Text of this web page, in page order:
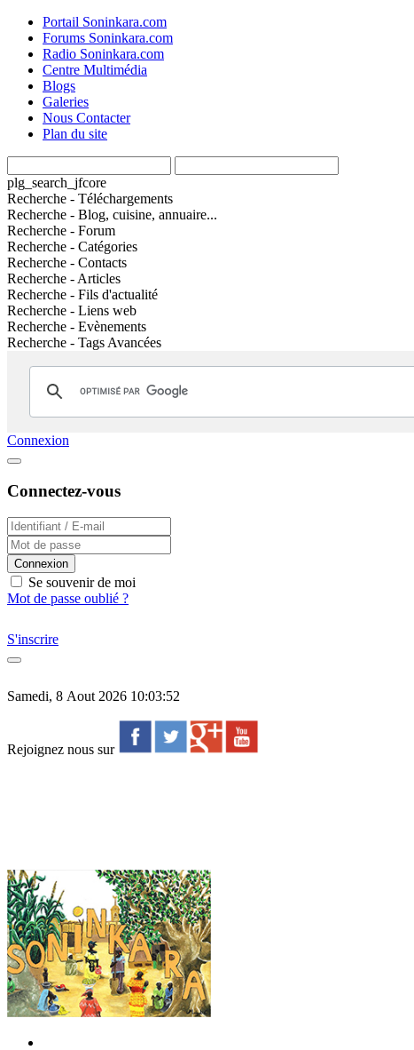
Portail Soninkara.com
Forums Soninkara.com
Radio Soninkara.com
Centre Multimédia
Blogs
Galeries
Nous Contacter
Plan du site
plg_search_jfcore
Recherche - Téléchargements
Recherche - Blog, cuisine, annuaire...
Recherche - Forum
Recherche - Catégories
Recherche - Contacts
Recherche - Articles
Recherche - Fils d'actualité
Recherche - Liens web
Recherche - Evènements
Recherche - Tags Avancées
Connexion
Connectez-vous
Connexion
Se souvenir de moi
Mot de passe oublié ?
S'inscrire
Samedi, 8 Aout 2026 10:03:52
Rejoignez nous sur